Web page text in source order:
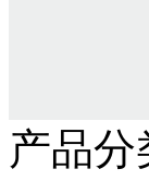
产品分